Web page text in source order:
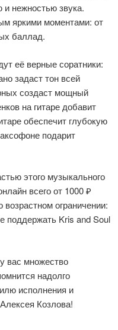
нежностью звука.
яркими моментами: от
баллад.
её верные соратники:
задаст тон всей
создаст мощный
на гитаре добавит
обеспечит глубокую
подарит
этого музыкального
всего от 1000 ₽
ограничении:
поддержать Kris and Soul
вас множество
надолго
исполнения и
Козлова!